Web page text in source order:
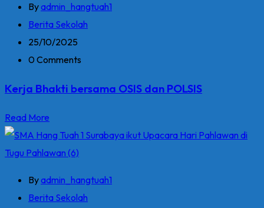
Byadmin_hangtuah1
Berita Sekolah
25/10/2025
0 Comments
Kerja Bhakti bersama OSIS dan POLSIS
Read More
Byadmin_hangtuah1
Berita Sekolah